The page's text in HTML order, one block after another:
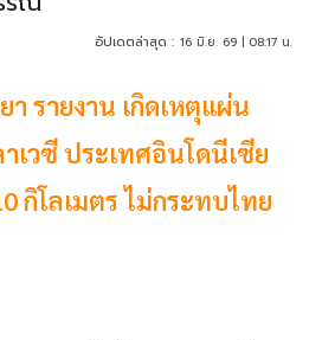
อัปเดตล่าสุด : 16 มิ.ย. 69 | 08:17 น.
รายงาน เกิดเหตุแผ่น
เวซี ประเทศอินโดนีเซีย
กิโลเมตร ไม่กระทบไทย